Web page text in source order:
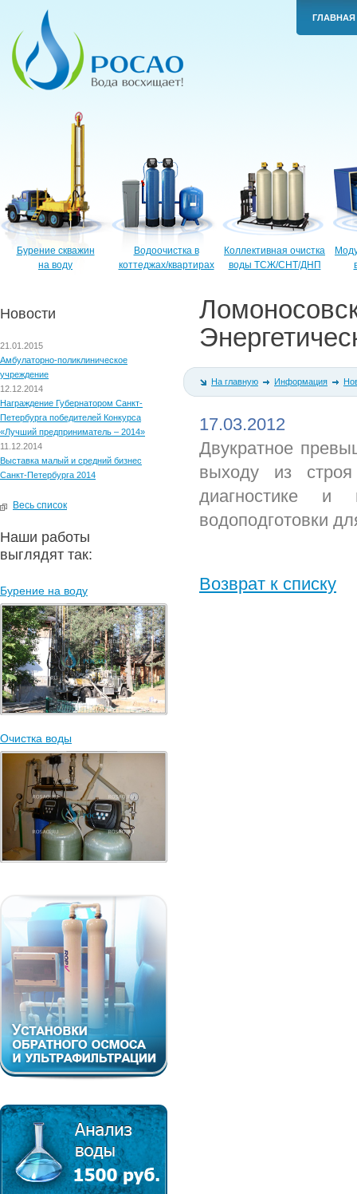
ГЛАВНАЯ
Бурение скважин
на воду
Водоочистка в
коттеджах/квартирах
Коллективная очистка
воды ТСЖ/СНТ/ДНП
Новости
21.01.2015
Амбулаторно-поликлиническое
учреждение
12.12.2014
Награждение Губернатором Санкт-
Петербурга победителей Конкурса
«Лучший предприниматель – 2014»
11.12.2014
Выставка малый и средний бизнес
Санкт-Петербурга 2014
Весь список
Наши работы
выглядят так:
Бурение на воду
Очистка воды
На главную Информация
17.03.2012
Двукратное
выходу из
диагностике и
водоподготовки
Возврат к списку